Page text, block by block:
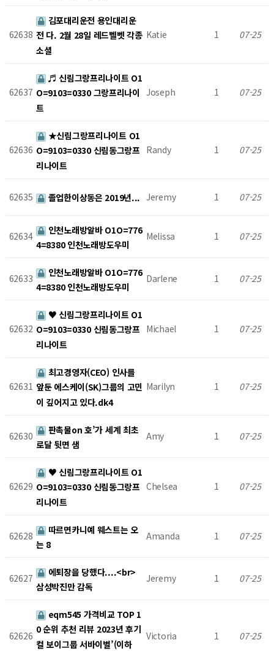
62638
김포대리운전 용인대리운
전 다. 2월 28일 레드벨벳 각종
소셜
Katie 1 07-25
62637
♬ 신림그랑프리나이트 O1
O=9103=0330 그랑프리나이
트
Joseph 1 07-25
62636
★신림그랑프리나이트 O1
O=9103=0330 신림동그랑프
리나이트
Randy 1 07-25
62635 졸업한이상동은 2019년... Jeremy 1 07-25
62634
인천노래방알바 O1O=776
4=8380 인천노래방도우미
Melissa 1 07-25
62633
인천노래방알바 O1O=776
4=8380 인천노래방도우미
Darlene 1 07-25
62632
♥ 신림그랑프리나이트 O1
O=9103=0330 신림동그랑프
리나이트
Michael 1 07-25
62631
최고경영자(CEO) 인사를
앞둔 에스케이(SK)그룹의 고민
이 깊어지고 있다.dk4
Marilyn 1 07-25
62630
판촉물on 호’가 세계 최초
로달 뒷면 샘
Amy 1 07-25
62629
♥ 신림그랑프리나이트 O1
O=9103=0330 신림동그랑프
리나이트
Chelsea 1 07-25
62628
따르면카니예 웨스트는 오
는 8
Amanda 1 07-25
62627
에퇴장을 당했다....<br>
삼성박진만 감독
Jeremy 1 07-25
62626
eqm545 가격비교 TOP 1
0 순위 추천 리뷰 2023년 후기
컬 보이그룹 서바이벌’(이하
Victoria 1 07-25